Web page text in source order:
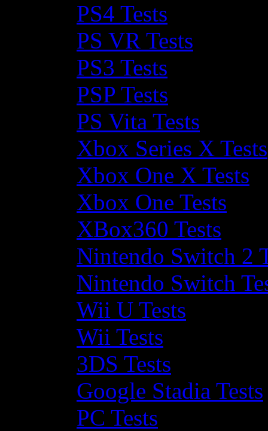
PS4 Tests
PS VR Tests
PS3 Tests
PSP Tests
PS Vita Tests
Xbox Series X Tests
Xbox One X Tests
Xbox One Tests
XBox360 Tests
Nintendo Switch 2
Nintendo Switch
Wii U Tests
Wii Tests
3DS Tests
Google Stadia Tests
PC Tests